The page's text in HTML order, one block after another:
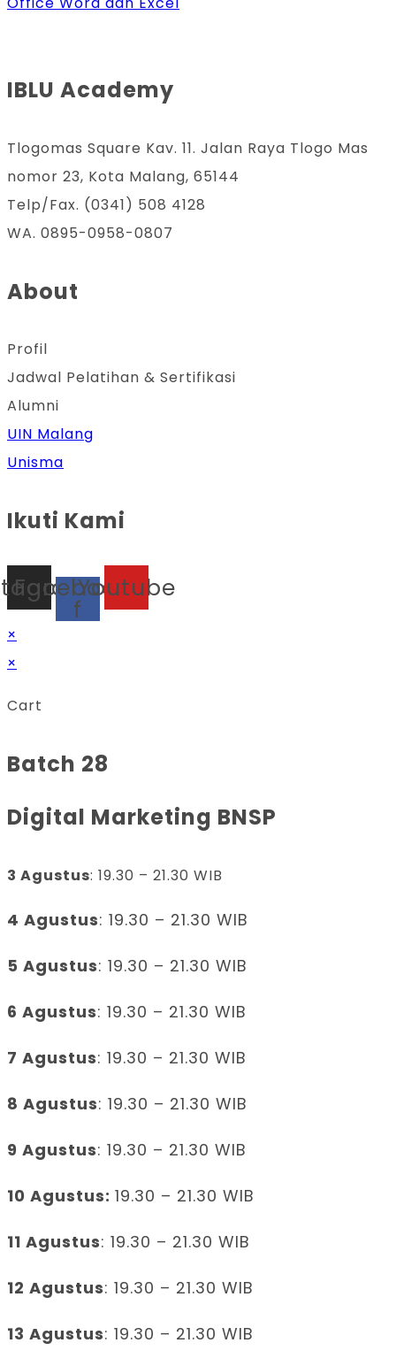
IBLU Academy
Tlogomas Square Kav. 11. Jalan Raya Tlogo Mas
nomor 23, Kota Malang, 65144
Telp/Fax. (0341) 508 4128
WA. 0895-0958-0807
About
Profil
Jadwal Pelatihan & Sertifikasi
Alumni
UIN Malang
Unisma
Ikuti Kami
Facebook-
f
Youtube
×
×
Cart
Batch 28
Digital Marketing BNSP
3 Agustus: 19.30 – 21.30 WIB
4 Agustus: 19.30 – 21.30 WIB
5 Agustus: 19.30 – 21.30 WIB
6 Agustus: 19.30 – 21.30 WIB
7 Agustus: 19.30 – 21.30 WIB
8 Agustus: 19.30 – 21.30 WIB
9 Agustus: 19.30 – 21.30 WIB
10 Agustus: 19.30 – 21.30 WIB
11 Agustus: 19.30 – 21.30 WIB
12 Agustus: 19.30 – 21.30 WIB
13 Agustus: 19.30 – 21.30 WIB